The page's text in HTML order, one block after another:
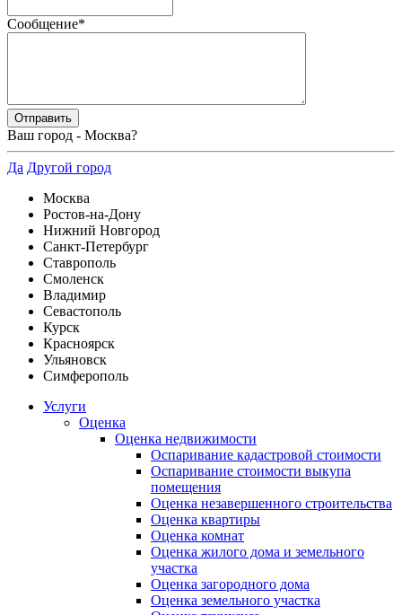
Сообщение*
Ваш город - Москва?
Да Другой город
Москва
Ростов-на-Дону
Нижний Новгород
Санкт-Петербург
Ставрополь
Смоленск
Владимир
Севастополь
Курск
Красноярск
Ульяновск
Симферополь
Услуги
Оценка
Оценка недвижимости
Оспаривание кадастровой стоимости
Оспаривание стоимости выкупа
помещения
Оценка незавершенного строительства
Оценка квартиры
Оценка комнат
Оценка жилого дома и земельного
участка
Оценка загородного дома
Оценка земельного участка